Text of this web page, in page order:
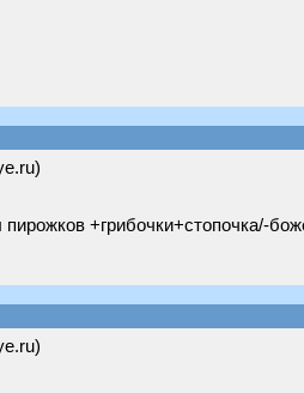
+грибочки+стопочка/-